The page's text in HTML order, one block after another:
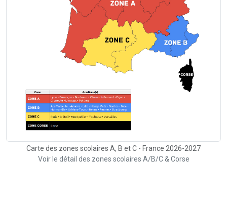
Carte des zones scolaires A, B et C - France 2026-2027
Voir le détail des zones scolaires A/B/C & Corse